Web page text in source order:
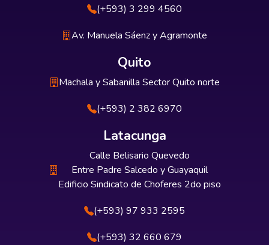
(+593) 3 299 4560
Av. Manuela Sáenz y Agramonte
Quito
Machala y Sabanilla Sector Quito norte
(+593) 2 382 6970
Latacunga
Calle Belisario Quevedo
Entre Padre Salcedo y Guayaquil
Edificio Sindicato de Choferes 2do piso
(+593) 97 933 2595
(+593) 32 660 679